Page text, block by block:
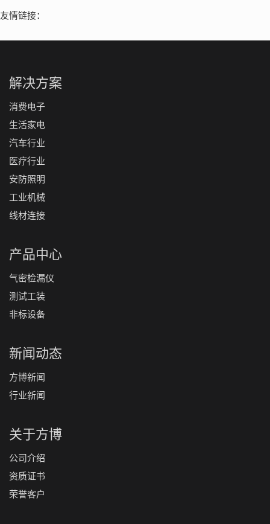
友情链接：
解决方案
消费电子
生活家电
汽车行业
医疗行业
安防照明
工业机械
线材连接
产品中心
气密检漏仪
测试工装
非标设备
新闻动态
方博新闻
行业新闻
关于方博
公司介绍
资质证书
荣誉客户